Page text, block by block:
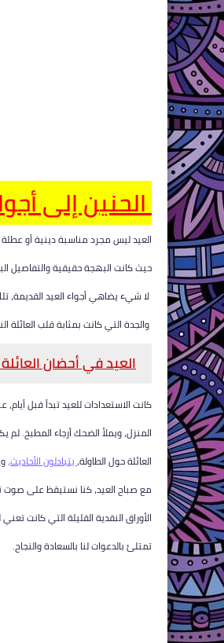
الحنين إلى
العيد ليس مجرد مناسبة دينية أو
حيث كانت البهجة حقيقية والتفاصيل
لا شيء يضاهي أجواء العيد القديمة،
والجدة التي كانت بمثابة قلب العائلة
العيد في أحضان
كانت الاستعدادات للعيد تبدأ قبل
المنزل، ويملأ الضحك أرجاء المطبخ.
العائلة حول الطاولة،يتبادلون الأحاديث،
مع صباح العيد، كنا نستيقظ على صوت
الأوراق النقدية القليلة التي كانت
تمتلئ بالدعوات لنا بالسعادة والنجاح.